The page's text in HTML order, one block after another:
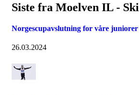
Siste fra Moelven IL - Ski
Norgescupavslutning for våre juniorer
26.03.2024